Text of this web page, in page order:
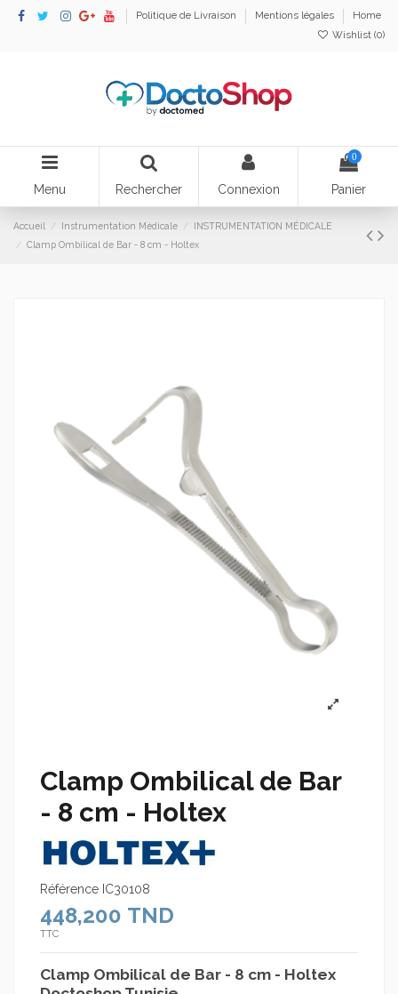
Politique de Livraison Mentions légales
Home
Wishlist (0)
Menu Rechercher Connexion
0
Panier
Accueil Instrumentation Médicale
INSTRUMENTATION MÉDICALE
Clamp Ombilical de Bar - 8 cm - Holtex
Clamp Ombilical de Bar
- 8 cm - Holtex
Référence IC30108
448,200 TND
TTC
Clamp Ombilical de Bar - 8 cm - Holtex